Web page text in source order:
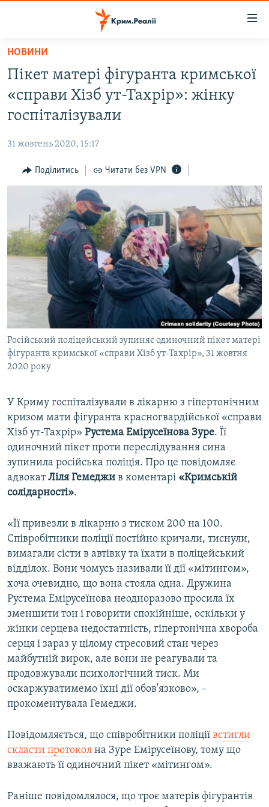
Перейти
основного
матеріалу
Перейти
до
основної
Перейти
до
ВІДЕО ТА ФОТО
БЛОГИ
ПОГЛЯД
ІНТЕРВ'Ю
ВСЕ ЗА ДЕНЬ
СПЕЦПРОЕКТИ
ДЕПОРТАЦІЯ
ВІДЕОУРОКИ «ELIFBE»
СВІДЧЕННЯ ОКУПАЦІЇ
УКРАЇНСЬКА ПРОБЛЕМА КРИМУ
ІНФОГРАФІКА
ЯК ОБІЙТИ БЛОКУВАННЯ
Русский
Qırımtatar
ДОЛУЧАЙСЯ!
Усі сайти RFE/RL
НОВИНИ
Пікет матері фігуранта кримської
«справи Хізб ут-Тахрір»: жінку
госпіталізували
31 жовтень 2020, 15:17
Поділитись Читати без VPN
Російський поліцейський зупиняє одиночний пікет матері
фігуранта кримської «справи Хізб ут-Тахрір», 31 жовтня
2020 року
У Криму госпіталізували в лікарню з гіпертонічним
кризом мати фігуранта красногвардійської «справи
Хізб ут-Тахрір» Рустема Емірусеїнова Зуре. Її
одиночний пікет проти переслідування сина
зупинила російська поліція. Про це повідомляє
адвокатЛіля Гемеджи в коментарі «Кримській
солідарності».
«Її привезли в лікарню з тиском 200 на 100.
Співробітники поліції постійно кричали, тиснули,
вимагали сісти в автівку та їхати в поліцейський
відділок. Вони чомусь називали її дії «мітингом»,
хоча очевидно, що вона стояла одна. Дружина
Рустема Емірусеїнова неодноразово просила їх
зменшити тон і говорити спокійніше, оскільки у
жінки серцева недостатність, гіпертонічна хвороба
серця і зараз у цілому стресовий стан через
майбутній вирок, але вони не реагували та
продовжували психологічний тиск. Ми
оскаржуватимемо їхні дії обов'язково», –
прокоментувала Гемеджи.
Повідомляється, що співробітники поліції встигли
скласти протокол на Зуре Емірусеїнову, тому що
вважають її одиночний пікет «мітингом».
Раніше повідомлялося, що троє матерів фігурантів